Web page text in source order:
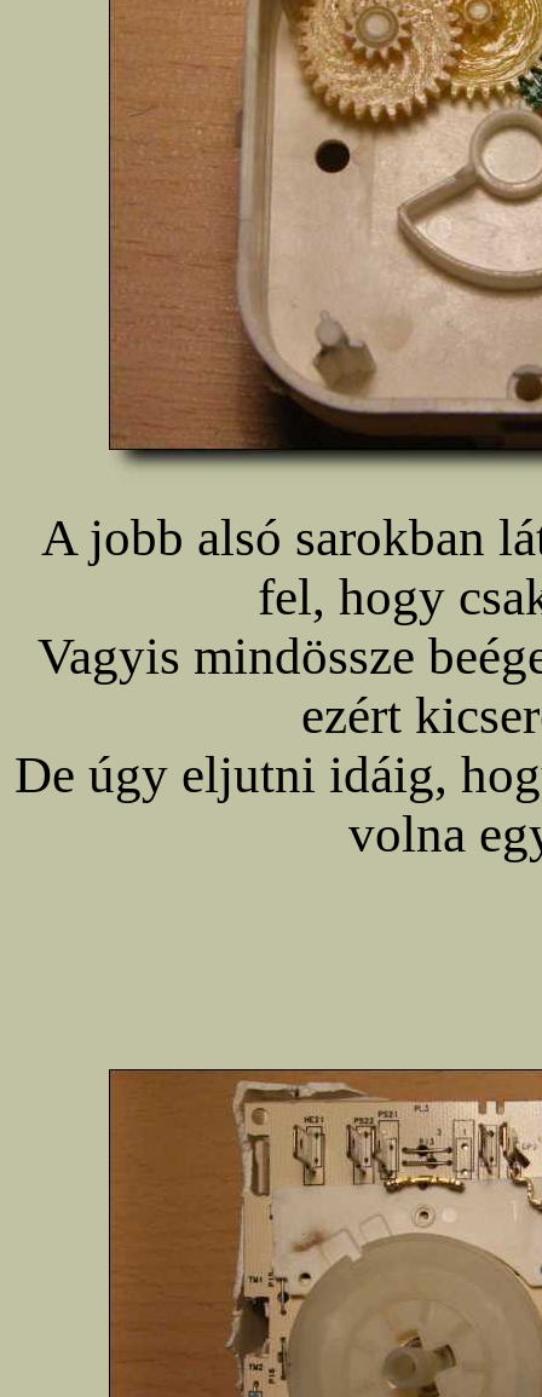
A jobb alsó sarokban
fel, hogy
Vagyis mindössze
ezért
De úgy eljutni idáig,
volna